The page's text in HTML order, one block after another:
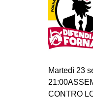
Martedì 23
CONTRO